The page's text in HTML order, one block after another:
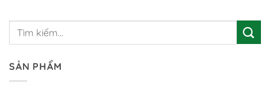
SẢN PHẨM